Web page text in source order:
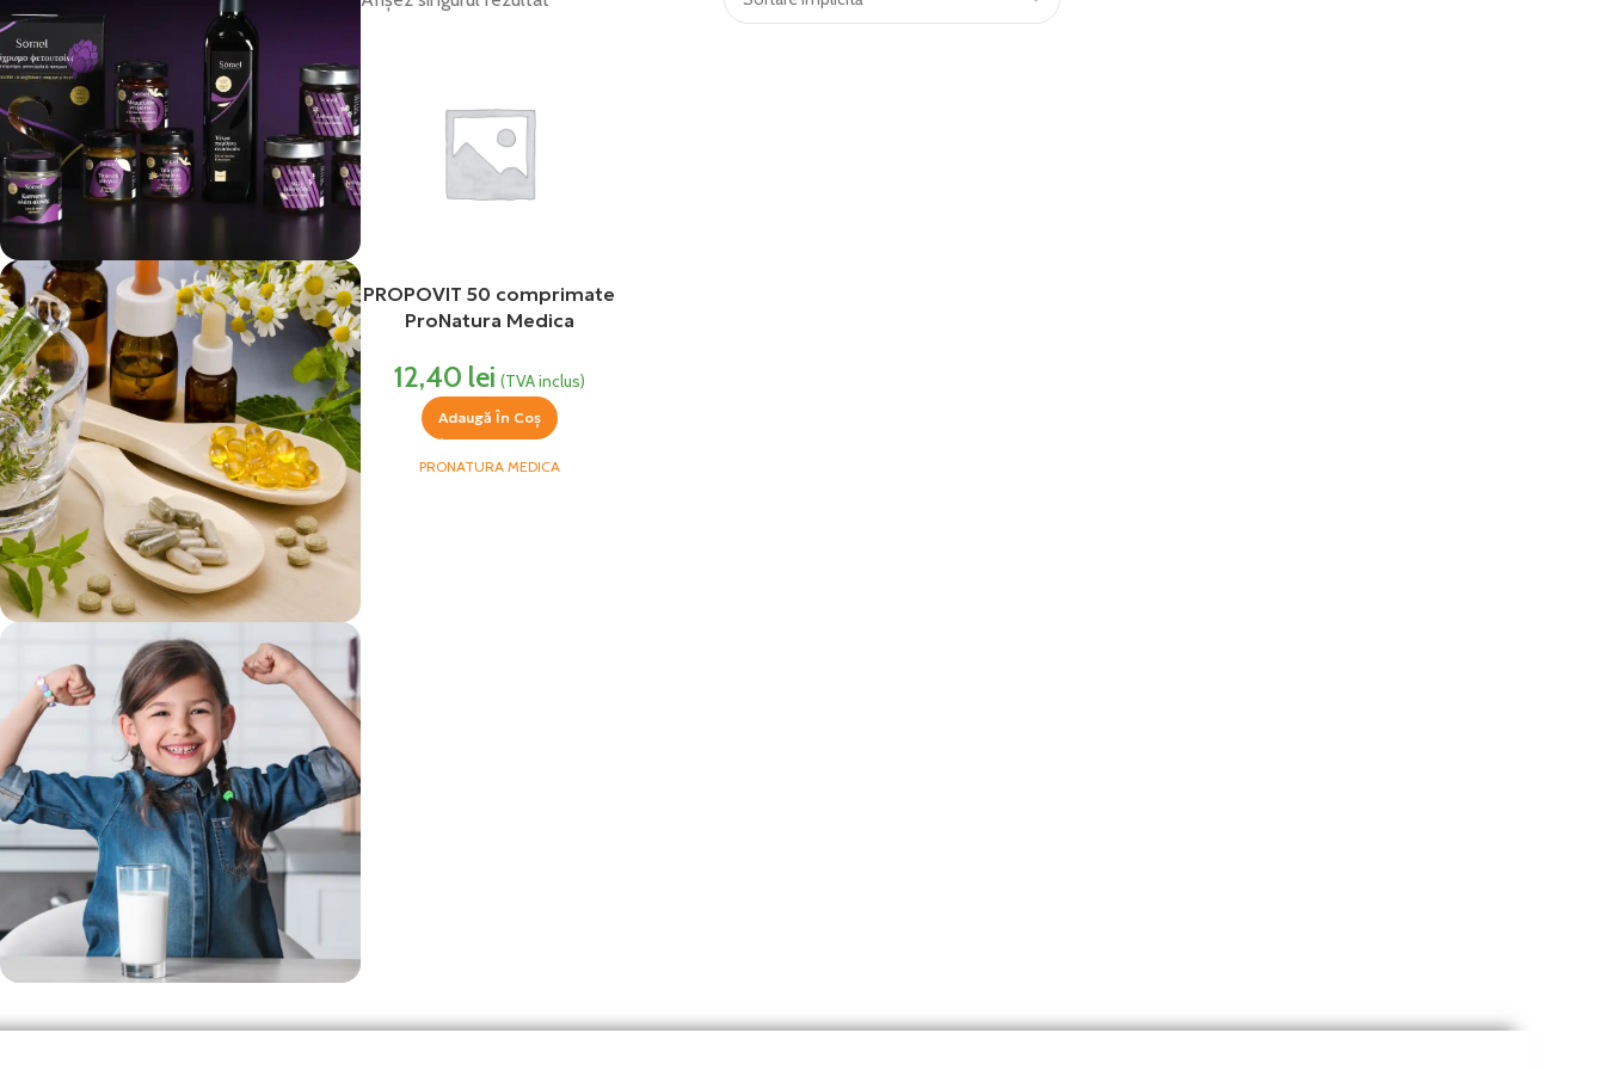
vezi si...
Produse Alimentare
vezi si...
Suplimente
vezi si...
PROPOVIT 50 comprimate
ProNatura Medica
12,40 lei (TVA inclus)
Adaugă În Coș
PRONATURA MEDICA